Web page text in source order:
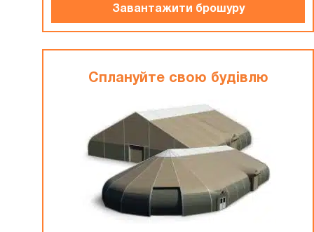
Завантажити брошуру
Сплануйте свою будiвлю